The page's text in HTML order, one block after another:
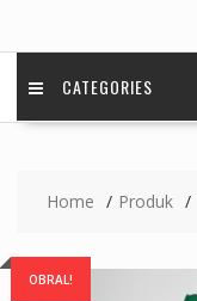
CATEGORIES
Home Produk
OBRAL!